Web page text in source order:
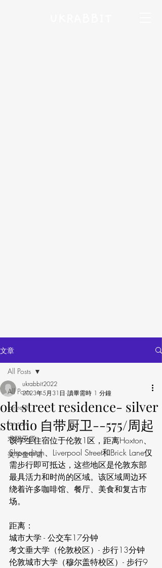
文章
All Posts
for rent
for sale
求职干货
奖学金申请
All Posts
old street residence- silver
studio 自带厨卫--575/周起
ukrabbit2022
2023年5月31日 讀畢需時 1 分鐘
该学生住宿位于伦敦1区，距离Hoxton、
Shoreditch、Liverpool Street和Brick Lane仅
需步行即可抵达，这些地区是伦敦东部
最具活力和时尚的区域。该区域周边环
绕着许多咖啡馆、餐厅、美食和复古市
场。
距离：
城市大学 - 公交车17分钟
考文垂大学（伦敦校区）- 步行13分钟
伦敦城市大学（穆尔盖特校区）- 步行9